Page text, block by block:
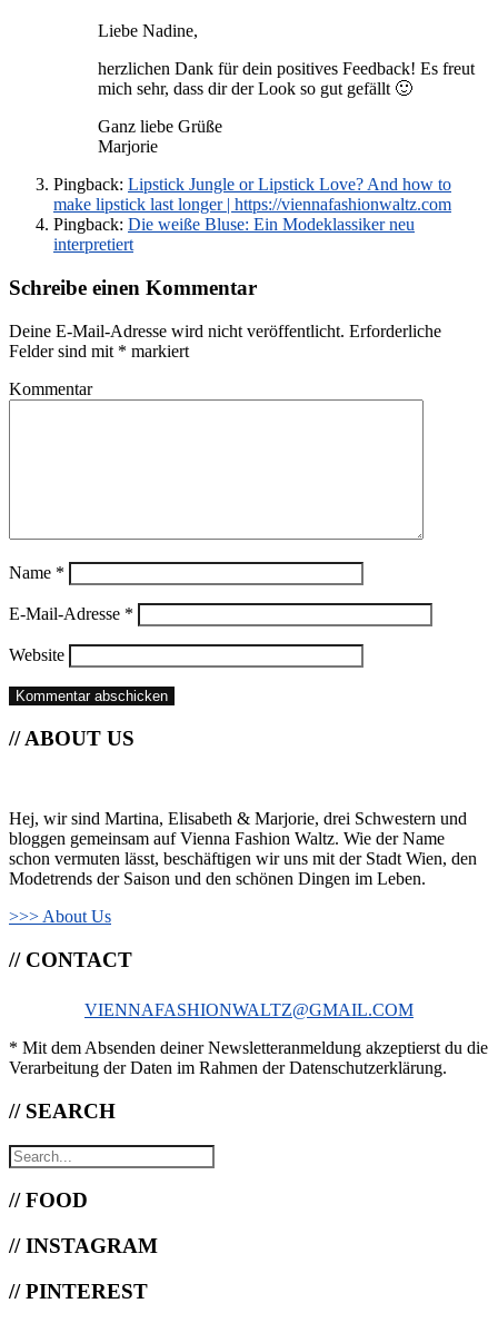
Liebe Nadine,
herzlichen Dank für dein positives Feedback! Es freut
mich sehr, dass dir der Look so gut gefällt 🙂
Ganz liebe Grüße
Marjorie
Pingback: Lipstick Jungle or Lipstick Love? And how to
make lipstick last longer | https://viennafashionwaltz.com
Pingback: Die weiße Bluse: Ein Modeklassiker neu
interpretiert
Schreibe einen Kommentar
Deine E-Mail-Adresse wird nicht veröffentlicht. Erforderliche
Felder sind mit * markiert
Kommentar
Name *
E-Mail-Adresse *
Website
// ABOUT US
Hej, wir sind Martina, Elisabeth & Marjorie, drei Schwestern und
bloggen gemeinsam auf Vienna Fashion Waltz. Wie der Name
schon vermuten lässt, beschäftigen wir uns mit der Stadt Wien, den
Modetrends der Saison und den schönen Dingen im Leben.
>>> About Us
// CONTACT
VIENNAFASHIONWALTZ@GMAIL.COM
* Mit dem Absenden deiner Newsletteranmeldung akzeptierst du die
Verarbeitung der Daten im Rahmen der Datenschutzerklärung.
// SEARCH
// FOOD
// INSTAGRAM
// PINTEREST